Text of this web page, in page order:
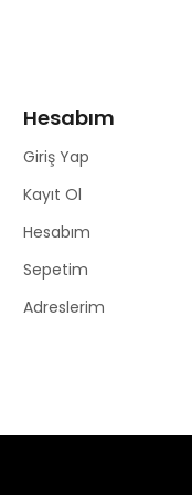
Hesabım
Giriş Yap
Kayıt Ol
Hesabım
Sepetim
Adreslerim